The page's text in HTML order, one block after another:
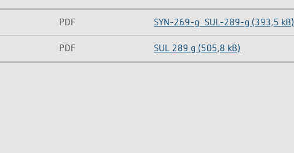
PDF SYN-269-g_SUL-289-g (393,5 kB)
PDF SUL 289 g (505,8 kB)